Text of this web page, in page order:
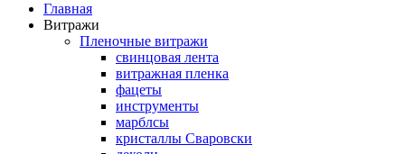
Главная
Витражи
Пленочные витражи
свинцовая лента
витражная пленка
фацеты
инструменты
марблсы
кристаллы Сваровски